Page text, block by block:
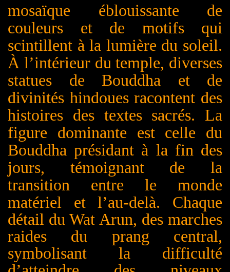
mosaïque éblouissante de
couleurs et de motifs qui
scintillent à la lumière du soleil.
À l’intérieur du temple, diverses
statues de Bouddha et de
divinités hindoues racontent des
histoires des textes sacrés. La
figure dominante est celle du
Bouddha présidant à la fin des
jours, témoignant de la
transition entre le monde
matériel et l’au-delà. Chaque
détail du Wat Arun, des marches
raides du prang central,
symbolisant la difficulté